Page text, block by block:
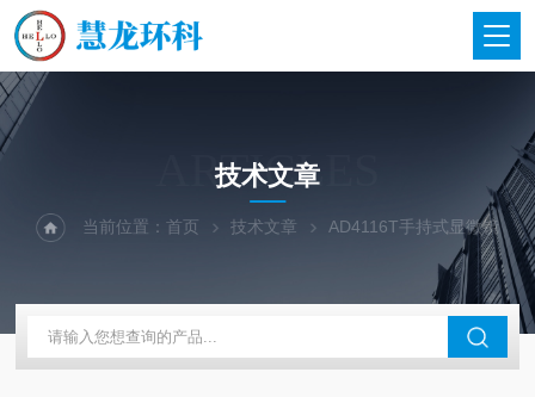
ARTICLES
技术文章
当前位置： 首页 技术文章 AD4116T手持式显微镜